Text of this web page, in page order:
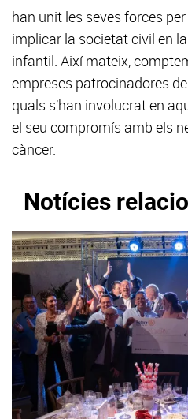
han unit les seves forces
implicar la societat civil en
infantil. Així mateix,
empreses patrocinadores de
quals s’han involucrat en
el seu compromís amb els
càncer.
Notícies